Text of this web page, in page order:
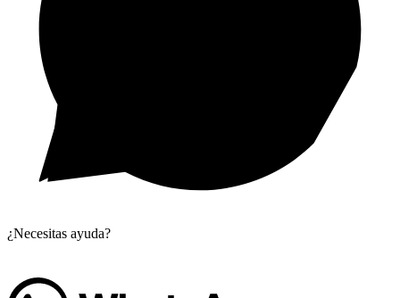
¿Necesitas ayuda?